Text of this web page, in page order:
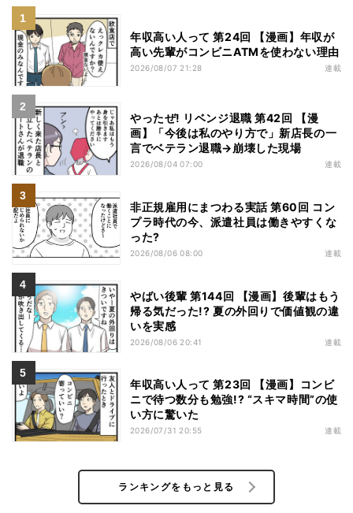
年収高い人って 第24回 【漫画】年収が
高い先輩がコンビニATMを使わない理由
2026/08/07 21:28 連載
やったぜ! リベンジ退職 第42回 【漫
画】「今後は私のやり方で」新店長の一
言でベテラン退職→崩壊した現場
2026/08/04 07:00 連載
非正規雇用にまつわる実話 第60回 コン
プラ時代の今、派遣社員は働きやすくな
った?
2026/08/06 08:00 連載
やばい後輩 第144回 【漫画】後輩はもう
帰る気だった!? 夏の外回りで価値観の違
いを実感
2026/08/06 20:41 連載
年収高い人って 第23回 【漫画】コンビ
ニで待つ数分も勉強!? “スキマ時間”の使
い方に驚いた
2026/07/31 20:55 連載
ランキングをもっと見る